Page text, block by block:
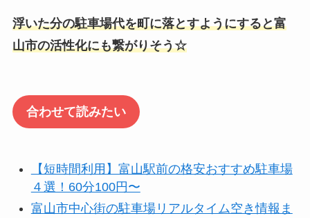
浮いた分の駐車場代を町に落とすようにすると富
山市の活性化にも繋がりそう☆
合わせて読みたい
【短時間利用】富山駅前の格安おすすめ駐車場
４選！60分100円〜
富山市中心街の駐車場リアルタイム空き情報ま